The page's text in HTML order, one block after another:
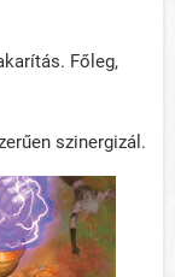
Főleg,
szinergizál.